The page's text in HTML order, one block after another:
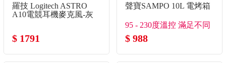
羅技 Logitech ASTRO
A10電競耳機麥克風-灰
$ 1791
聲寶SAMPO 10L 電烤箱
95 - 230度溫控 滿足不同
的烘培行程
$ 988